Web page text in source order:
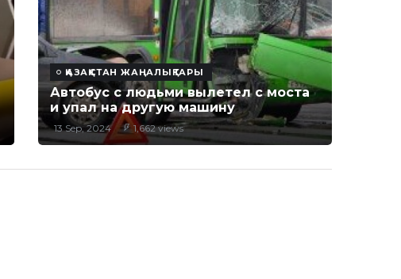
ҚАЗАҚСТАН ЖАҢАЛЫҚТАРЫ
Автобус с людьми вылетел с моста
и упал на другую машину
13 Sep, 2024 1,662 views